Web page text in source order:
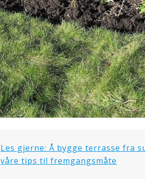
Les gjerne: Å bygge terrasse fra
våre tips til fremgangsmåte